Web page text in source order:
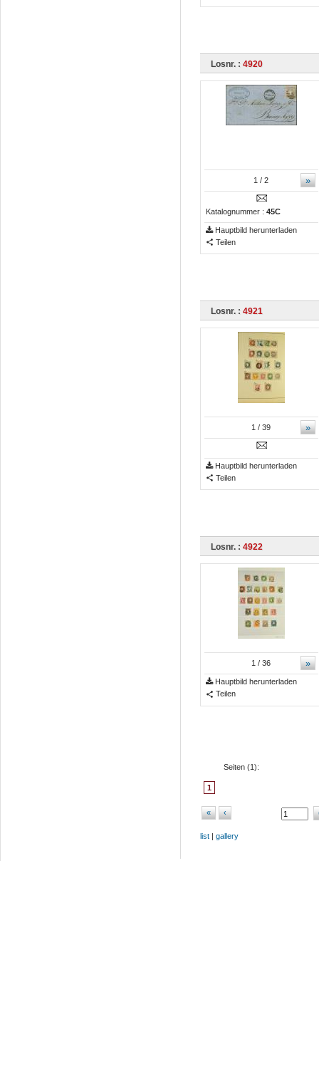
Losnr. : 4920
»
1 / 2
Katalognummer : 45C
Hauptbild herunterladen
Teilen
Losnr. : 4921
»
1 / 39
Hauptbild herunterladen
Teilen
Losnr. : 4922
»
1 / 36
Hauptbild herunterladen
Teilen
Seiten (1):
1
« ‹
list | gallery